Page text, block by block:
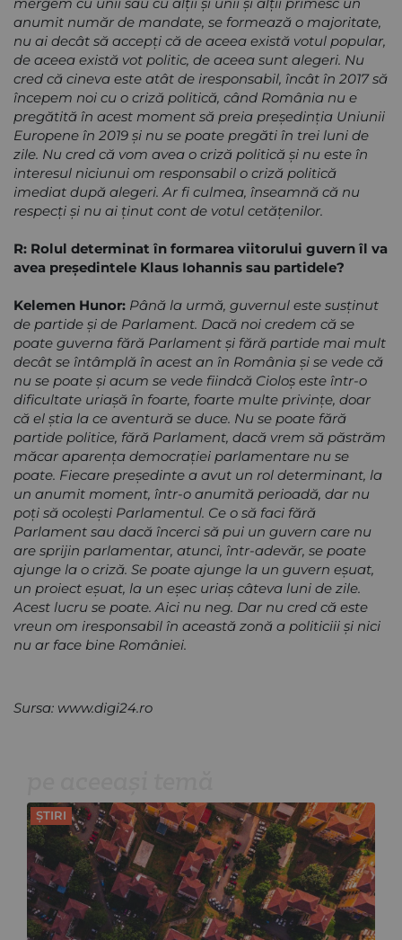
anumit număr de mandate, se formează o majoritate,
nu ai decât să accepţi că de aceea există votul popular,
de aceea există vot politic, de aceea sunt alegeri. Nu
cred că cineva este atât de iresponsabil, încât în 2017 să
începem noi cu o criză politică, când România nu e
pregătită în acest moment să preia preşedinţia Uniunii
Europene în 2019 şi nu se poate pregăti în trei luni de
zile. Nu cred că vom avea o criză politică şi nu este în
interesul niciunui om responsabil o criză politică
imediat după alegeri. Ar fi culmea, înseamnă că nu
respecţi şi nu ai ţinut cont de votul cetăţenilor.
R: Rolul determinat în formarea viitorului guvern îl va
avea preşedintele Klaus Iohannis sau partidele?
Kelemen Hunor: Până la urmă, guvernul este susţinut
de partide şi de Parlament. Dacă noi credem că se
poate guverna fără Parlament şi fără partide mai mult
decât se întâmplă în acest an în România şi se vede că
nu se poate şi acum se vede fiindcă Cioloş este într-o
dificultate uriaşă în foarte, foarte multe privinţe, doar
că el ştia la ce aventură se duce. Nu se poate fără
partide politice, fără Parlament, dacă vrem să păstrăm
măcar aparenţa democraţiei parlamentare nu se
poate. Fiecare preşedinte a avut un rol determinant, la
un anumit moment, într-o anumită perioadă, dar nu
poţi să ocoleşti Parlamentul. Ce o să faci fără
Parlament sau dacă încerci să pui un guvern care nu
are sprijin parlamentar, atunci, într-adevăr, se poate
ajunge la o criză. Se poate ajunge la un guvern eşuat,
un proiect eşuat, la un eşec uriaş câteva luni de zile.
Acest lucru se poate. Aici nu neg. Dar nu cred că este
vreun om iresponsabil în această zonă a politiciii şi nici
nu ar face bine României.
Sursa: www.digi24.ro
ȘTIRI